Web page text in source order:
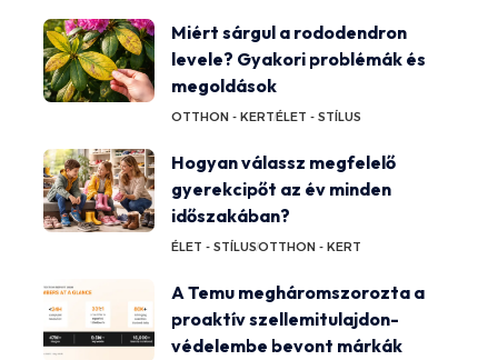
Miért sárgul a rododendron
levele? Gyakori problémák és
megoldások
OTTHON - KERTÉLET - STÍLUS
Hogyan válassz megfelelő
gyerekcipőt az év minden
időszakában?
ÉLET - STÍLUSOTTHON - KERT
A Temu megháromszorozta a
proaktív szellemitulajdon-
védelembe bevont márkák